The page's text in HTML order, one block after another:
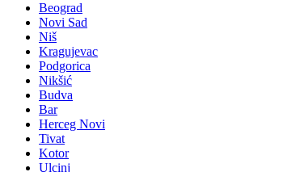
Beograd
Novi Sad
Niš
Kragujevac
Podgorica
Nikšić
Budva
Bar
Herceg Novi
Tivat
Kotor
Ulcinj